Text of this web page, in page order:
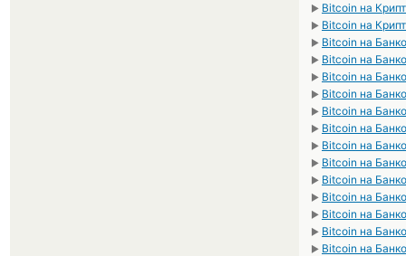
► Bitcoin на
► Bitcoin на
► Bitcoin на
► Bitcoin на
► Bitcoin на
► Bitcoin на
► Bitcoin на
► Bitcoin на
► Bitcoin на
► Bitcoin на
► Bitcoin на
► Bitcoin на
► Bitcoin на
► Bitcoin на
► Bitcoin на